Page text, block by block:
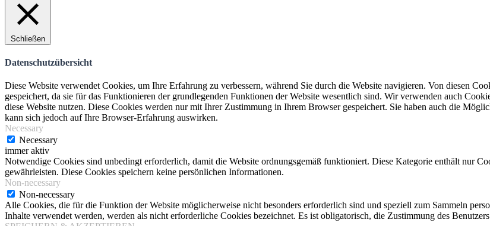
Schließen
Datenschutzübersicht
Diese Website verwendet Cookies, um Ihre Erfahrung zu verbessern, während Sie durch die Website navigieren. Von diesen
gespeichert, da sie für das Funktionieren der grundlegenden Funktionen der Website wesentlich sind. Wir verwenden auch
diese Website nutzen. Diese Cookies werden nur mit Ihrer Zustimmung in Ihrem Browser gespeichert. Sie haben auch die
kann sich jedoch auf Ihre Browser-Erfahrung auswirken.
Necessary
Necessary
immer aktiv
Notwendige Cookies sind unbedingt erforderlich, damit die Website ordnungsgemäß funktioniert. Diese Kategorie enthält nur
gewährleisten. Diese Cookies speichern keine persönlichen Informationen.
Non-necessary
Non-necessary
Alle Cookies, die für die Funktion der Website möglicherweise nicht besonders erforderlich sind und speziell zum Sammeln
Inhalte verwendet werden, werden als nicht erforderliche Cookies bezeichnet. Es ist obligatorisch, die Zustimmung des